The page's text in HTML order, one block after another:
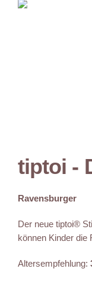
tiptoi -
Ravensburger
Der neue tiptoi®
können Kinder
Altersempfehlung: